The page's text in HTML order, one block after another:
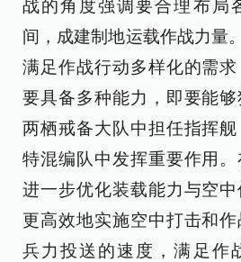
战的角度强调要合理布局
间，成建制地运载作战力量
满足作战行动多样化的需
要具备多种能力，即要能
两栖戒备大队中担任指挥
特混编队中发挥重要作用。
进一步优化装载能力与空中
更高效地实施空中打击和
兵力投送的速度，满足作